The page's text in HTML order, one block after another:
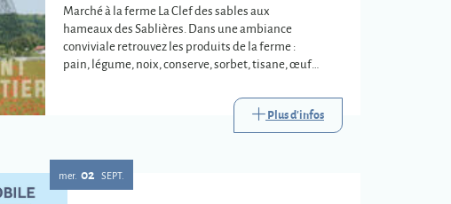
Marché à la ferme La Clef des sables aux
hameaux des Sablières. Dans une ambiance
conviviale retrouvez les produits de la ferme :
pain, légume, noix, conserve, sorbet, tisane, œuf…
Plus d'infos
mer. 02 SEPT.